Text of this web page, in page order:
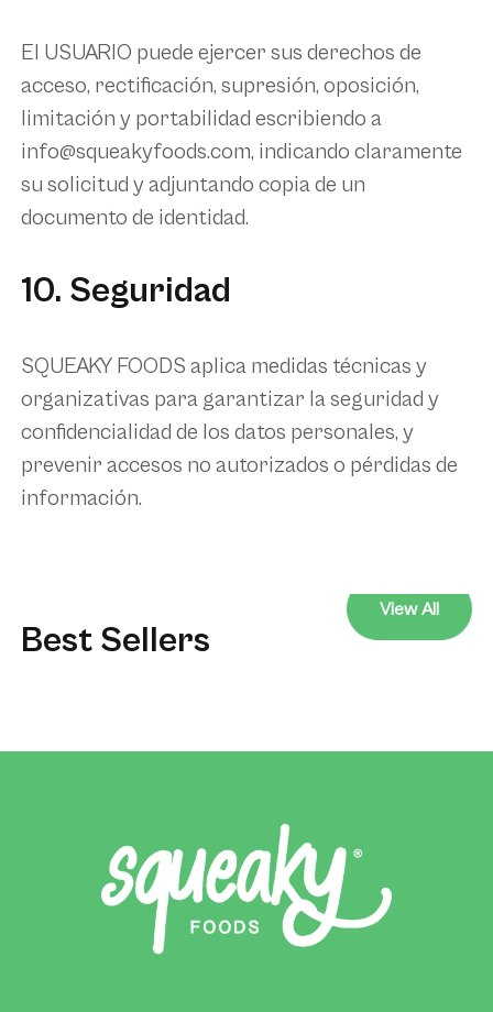
El USUARIO puede ejercer sus derechos de
acceso, rectificación, supresión, oposición,
limitación y portabilidad escribiendo a
info@squeakyfoods.com, indicando claramente
su solicitud y adjuntando copia de un
documento de identidad.
10. Seguridad
SQUEAKY FOODS aplica medidas técnicas y
organizativas para garantizar la seguridad y
confidencialidad de los datos personales, y
prevenir accesos no autorizados o pérdidas de
información.
Best Sellers
View All